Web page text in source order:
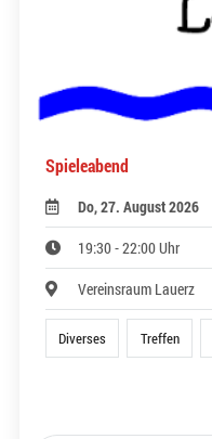
Spieleabend
Do, 27. August 2026
19:30 - 22:00 Uhr
Vereinsraum Lauerz
Diverses Treffen